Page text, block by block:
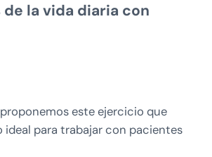
la vida diaria con
este ejercicio que
ideal para trabajar con pacientes